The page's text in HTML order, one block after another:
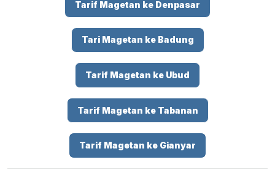
Tarif Magetan ke Denpasar
Tari Magetan ke Badung
Tarif Magetan ke Ubud
Tarif Magetan ke Tabanan
Tarif Magetan ke Gianyar